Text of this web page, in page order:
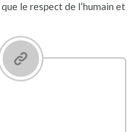
le respect de l’humain et
dans une nouvelle fenêtre
dans une nouvelle fenêtre
dans une nouvelle fenêtre